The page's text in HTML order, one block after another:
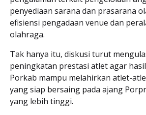
penyediaan sarana dan prasarana
efisiensi pengadaan venue dan
olahraga.
Tak hanya itu, diskusi turut
peningkatan prestasi atlet agar
Porkab mampu melahirkan atlet-
yang siap bersaing pada ajang
yang lebih tinggi.